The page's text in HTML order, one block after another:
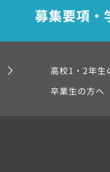
募集要項・
高校1・2年生
卒業生の方へ